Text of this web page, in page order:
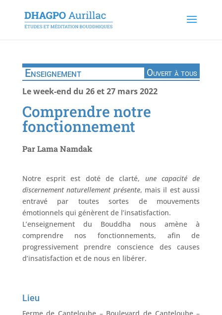
Enseignement
Ouvert à tous
Le week-end du 26 et 27 mars 2022
Comprendre notre
fonctionnement
Par Lama Namdak
Notre esprit est doté de clarté, une capacité de
discernement naturellement présente, mais il est aussi
entravé par toutes sortes de mouvements
émotionnels qui génèrent de l’insatisfaction.
L’enseignement du Bouddha nous amène à
comprendre nos fonctionnements, afin de
progressivement prendre conscience des causes
d’insatisfaction et de nous en libérer.
Lieu